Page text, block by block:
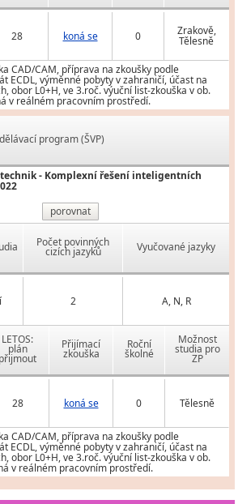
28 koná se 0 Zrakově,
Tělesně
CAD/CAM, příprava na zkoušky podle
ECDL, výměnné pobyty v zahraničí, účast na
obor L0+H, ve 3.roč. výuční list-zkouška v ob.
v reálném pracovním prostředí.
program (ŠVP)
- Komplexní řešení inteligentních
porovnat
Počet povinných
cizích jazyků Vyučované jazyky
2 A, N, R
LETOS:
plán
přijmout
Přijímací
zkouška
Roční
školné
Možnost
studia pro
ZP
28 koná se 0 Tělesně
CAD/CAM, příprava na zkoušky podle
ECDL, výměnné pobyty v zahraničí, účast na
obor L0+H, ve 3.roč. výuční list-zkouška v ob.
v reálném pracovním prostředí.